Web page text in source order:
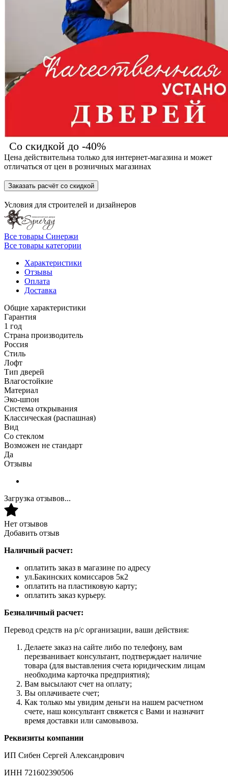
Со скидкой до -40%
Цена действительна только для интернет-магазина и может
отличаться от цен в розничных магазинах
Заказать расчёт со скидкой
Условия для строителей и дизайнеров
Все товары Синержи
Все товары категории
Характеристики
Отзывы
Оплата
Доставка
Общие характеристики
Гарантия
1 год
Страна производитель
Россия
Стиль
Лофт
Тип дверей
Влагостойкие
Материал
Эко-шпон
Система открывания
Классическая (распашная)
Вид
Со стеклом
Возможен не стандарт
Да
Отзывы
Загрузка отзывов...
Нет отзывов
Добавить отзыв
Наличный расчет:
оплатить заказ в магазине по адресу
ул.Бакинских комиссаров 5к2
оплатить на пластиковую карту;
оплатить заказ курьеру.
Безналичный расчет:
Перевод средств на р/с организации, ваши действия:
Делаете заказ на сайте либо по телефону, вам
перезванивает консультант, подтверждает наличие
товара (для выставления счета юридическим лицам
необходима карточка предприятия);
Вам высылают счет на оплату;
Вы оплачиваете счет;
Как только мы увидим деньги на нашем расчетном
счете, наш консультант свяжется с Вами и назначит
время доставки или самовывоза.
Реквизиты компании
ИП Сибен Сергей Александрович
ИНН 721602390506